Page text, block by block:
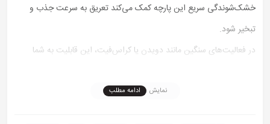
خشک‌شوندگی سریع این پارچه کمک می‌کند تعریق به سرعت جذب و
تبخیر شود.
در فعالیت‌های سنگین مانند دویدن یا کراس‌فیت، این قابلیت به شما
دلیل، لباس ورزشی کلاه دار مردانه انتخابی عالی برای افرادی است که به
نمایش ادامه مطلب